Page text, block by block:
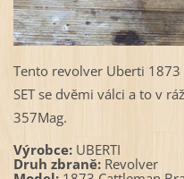
Tento revolver Uberti 1873
SET se dvěmi válci a to v
357Mag.
Výrobce:UBERTI
Druh zbraně:Revolver